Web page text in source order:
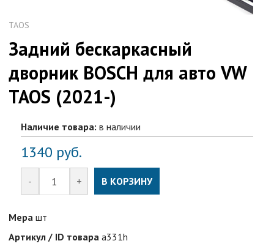
TAOS
Задний бескаркасный
дворник BOSCH для авто VW
TAOS (2021-)
Наличие товара: в наличии
1340 руб.
- + В КОРЗИНУ
Мера шт
Артикул / ID товара a331h